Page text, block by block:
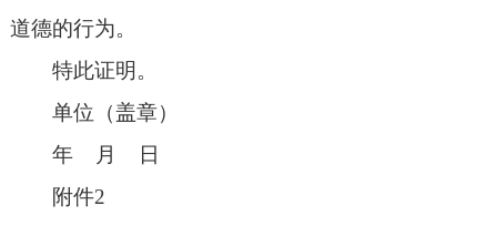
道德的行为。
特此证明。
单位（盖章）
年 月 日
附件2